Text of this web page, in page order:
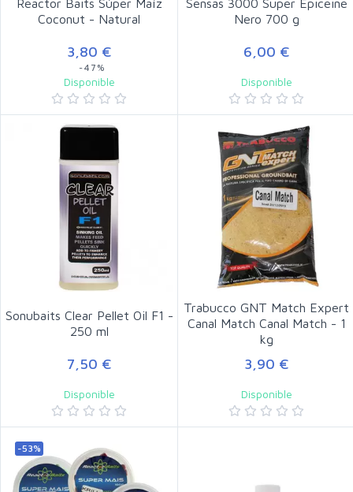
Reactor Baits Súper Maíz
Coconut - Natural
3,80 €
-47%
Disponible
Sensas 3000 Super Epiceine
Nero 700 g
6,00 €
Disponible
Sonubaits Clear Pellet Oil F1 -
250 ml
7,50 €
Disponible
Trabucco GNT Match Expert
Canal Match Canal Match - 1
kg
3,90 €
Disponible
-53%